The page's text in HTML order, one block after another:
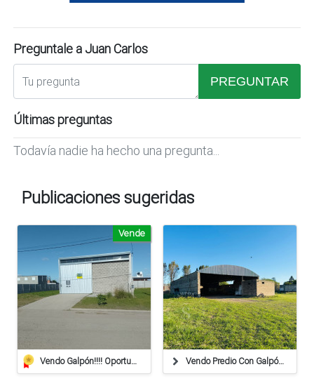
Preguntale a Juan Carlos
PREGUNTAR
Últimas preguntas
Todavía nadie ha hecho una pregunta...
Publicaciones sugeridas
Vendo Galpón!!!! Oportunidad!!!!
Vende
Vendo Predio Con Galpón, Oficina, Balanza. Gessler, Santa Fe